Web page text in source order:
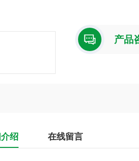
产品
绍 在线留言